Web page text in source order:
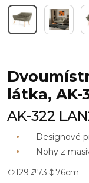
látka, AK-
AK-322
Designové
Nohy z
129
73 76cm